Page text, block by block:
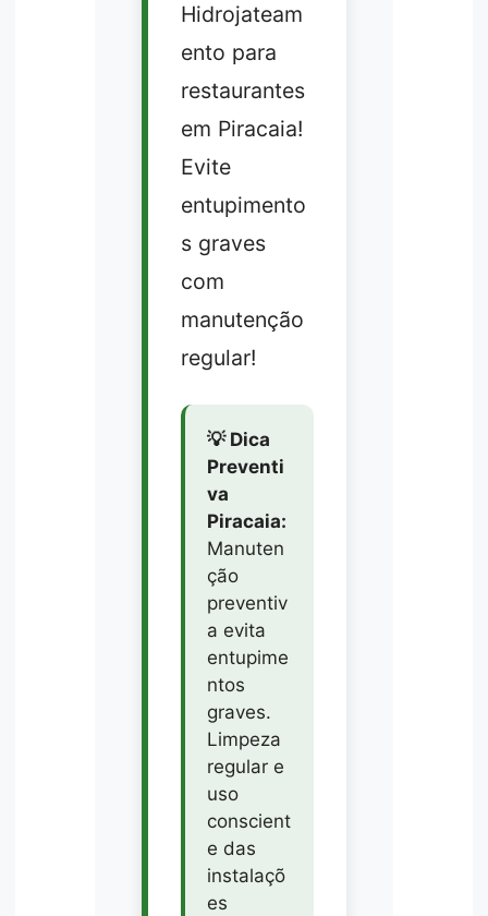
Hidrojateam
ento para
restaurantes
em Piracaia!
Evite
entupimento
s graves
com
manutenção
regular!
💡 Dica
Preventi
va
Piracaia:
Manuten
ção
preventiv
a evita
entupime
ntos
graves.
Limpeza
regular e
uso
conscient
e das
instalaçõ
es